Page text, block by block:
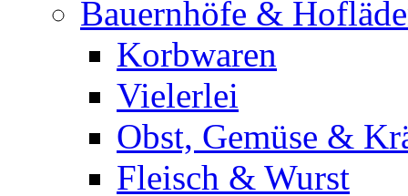
Bauernhöfe &
Korbwaren
Vielerlei
Obst, Gemüse &
Fleisch & Wurst